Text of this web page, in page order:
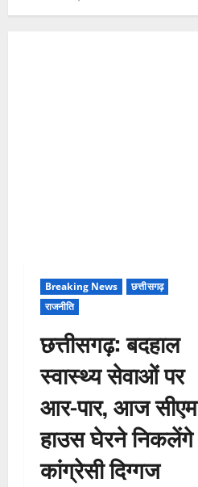
Breaking News
छत्तीसगढ़
राजनीति
छत्तीसगढ़: बदहाल
स्वास्थ्य सेवाओं पर
आर-पार, आज सीएम
हाउस घेरने निकलेंगे
कांग्रेसी दिग्गज